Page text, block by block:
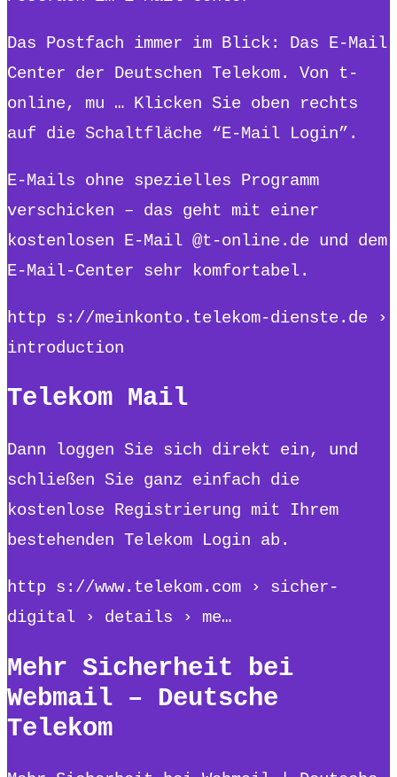
Das Postfach immer im Blick: Das E-Mail
Center der Deutschen Telekom. Von t-
online, mu … Klicken Sie oben rechts
auf die Schaltfläche “E-Mail Login”.
E-Mails ohne spezielles Programm
verschicken – das geht mit einer
kostenlosen E-Mail @t-online.de und dem
E-Mail-Center sehr komfortabel.
http s://meinkonto.telekom-dienste.de ›
introduction
Telekom Mail
Dann loggen Sie sich direkt ein, und
schließen Sie ganz einfach die
kostenlose Registrierung mit Ihrem
bestehenden Telekom Login ab.
http s://www.telekom.com › sicher-
digital › details › me…
Mehr Sicherheit bei
Webmail – Deutsche
Telekom